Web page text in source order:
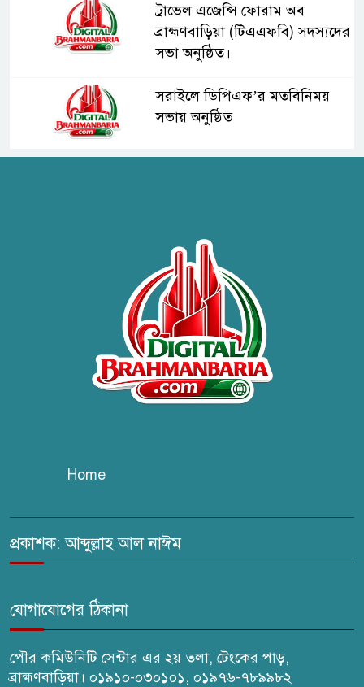
ট্রাভেল এজেন্সি ফোরাম অব
ব্রাহ্মণবাড়িয়া (টিএএফবি) সদস্যদের
সভা অনুষ্ঠিত।
সরাইলে ডিপিএফ’র মতবিনিময়
সভায় অনুষ্ঠিত
ব্রাহ্মণবাড়িয়ায় তরী বাংলাদেশের
উদ্যোগে বৃক্ষরোপণ ও গাছের চারা
বিতরণ।
কবি জয়দুল হোসেনের
‘পাখপাখালির মিলনমেলা’ গ্রন্থের
প্রকাশনা উৎসব
চুরির দায়ে সুলতানপুরের বোরহান
ঢেউ’র আহবায়ক সোহেল সদস্য
Home
প্রকাশক: আব্দুল্লাহ আল নাঈম
যোগাযোগের ঠিকানা
পৌর কমিউনিটি সেন্টার এর ২য় তলা, টেংকের পাড়,
ব্রাহ্মণবাড়িয়া। ০১৯১০-০৩০১০১, ০১৯৭৬-৭৮৯৯৮২